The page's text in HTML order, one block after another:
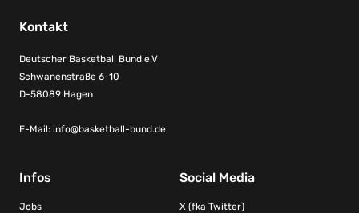
Kontakt
Deutscher Basketball Bund e.V
Schwanenstraße 6-10
D-58089 Hagen
E-Mail: info@basketball-bund.de
Infos
Jobs
Social Media
X (fka Twitter)